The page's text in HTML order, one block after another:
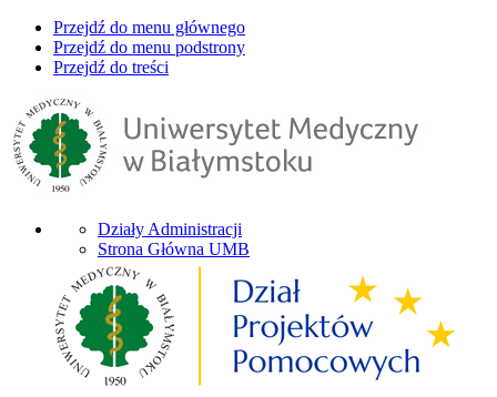
Przejdź do menu głównego
Przejdź do menu podstrony
Przejdź do treści
Działy Administracji
Strona Główna UMB